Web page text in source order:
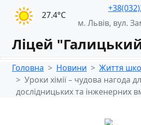
27.4°С
м. Львів, вул.
Ліцей
Головна Новини
Життя
Уроки хімії – чудова нагода
дослідницьких та інженерних